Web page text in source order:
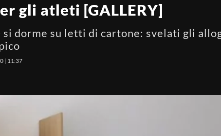
gli atleti [GALLERY]
si dorme su letti di cartone: svelati gli
| 11:37